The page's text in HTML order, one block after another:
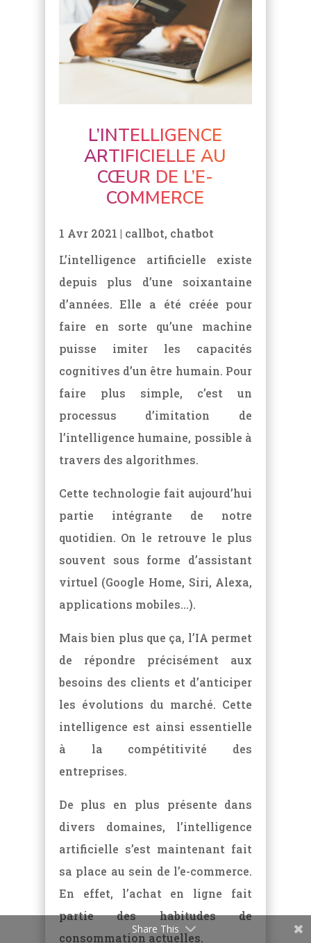
L’INTELLIGENCE
ARTIFICIELLE AU
CŒUR DE L’E-
COMMERCE
1 Avr 2021 | callbot, chatbot
L’intelligence artificielle existe
depuis plus d’une soixantaine
d’années. Elle a été créée pour
faire en sorte qu’une machine
puisse imiter les capacités
cognitives d’un être humain. Pour
faire plus simple, c’est un
processus d’imitation de
l’intelligence humaine, possible à
travers des algorithmes.
Cette technologie fait aujourd’hui
partie intégrante de notre
quotidien. On le retrouve le plus
souvent sous forme d’assistant
virtuel (Google Home, Siri, Alexa,
applications mobiles…).
Mais bien plus que ça, l’IA permet
de répondre précisément aux
besoins des clients et d’anticiper
les évolutions du marché. Cette
intelligence est ainsi essentielle
à la compétitivité des
entreprises.
De plus en plus présente dans
divers domaines, l’intelligence
artificielle s’est maintenant fait
sa place au sein de l’e-commerce.
En effet, l’achat en ligne fait
partie des habitudes de
consommation actuelles.
Share This